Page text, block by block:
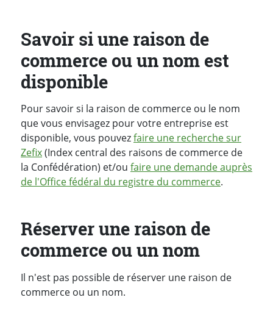
Savoir si une raison de
commerce ou un nom est
disponible
Pour savoir si la raison de commerce ou le nom
que vous envisagez pour votre entreprise est
disponible, vous pouvezfaire une recherche sur
Zefix(Index central des raisons de commerce de
la Confédération) et/ou faire une demande auprès
de l'Office fédéral du registre du commerce.
Réserver une raison de
commerce ou un nom
Il n'est pas possible de réserver une raison de
commerce ou un nom.